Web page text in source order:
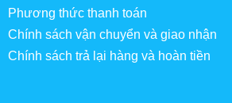
Phương thức thanh toán
Chính sách vận chuyển và giao nhận
Chính sách trả lại hàng và hoàn tiền